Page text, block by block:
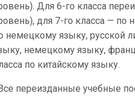
Для 6-го класса
для 7-го класса —
немецкому языку, русской
немецкому языку,
по китайскому языку.
переизданные учебные